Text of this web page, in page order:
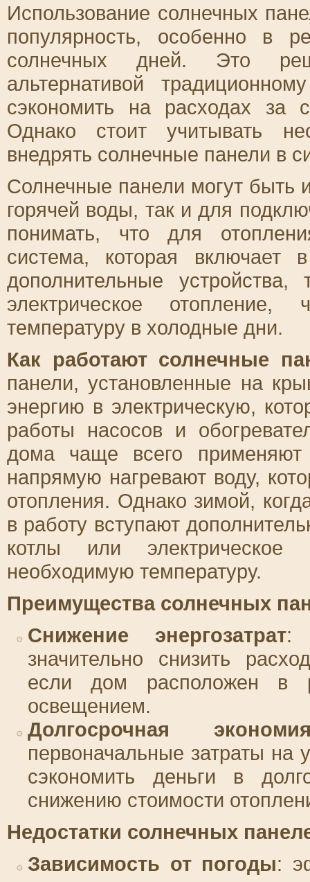
Использование солнечных
популярность, особенно в
солнечных дней. Это
альтернативой
сэкономить на расходах за
Однако стоит учитывать
внедрять солнечные панели в
Солнечные панели могут быть
горячей воды, так и для
понимать, что для
система, которая включает
дополнительные
электрическое отопление,
температуру в холодные дни.
Как работают солнечные
панели, установленные на
энергию в электрическую,
работы насосов и
дома чаще всего применяют
напрямую нагревают воду,
отопления. Однако зимой,
в работу вступают
котлы или электрическое
необходимую температуру.
Преимущества солнечных
Снижение энергозатрат:
значительно снизить
если дом расположен в
освещением.
Долгосрочная
первоначальные затраты на
сэкономить деньги в
снижению стоимости
Недостатки солнечных
Зависимость от погоды: